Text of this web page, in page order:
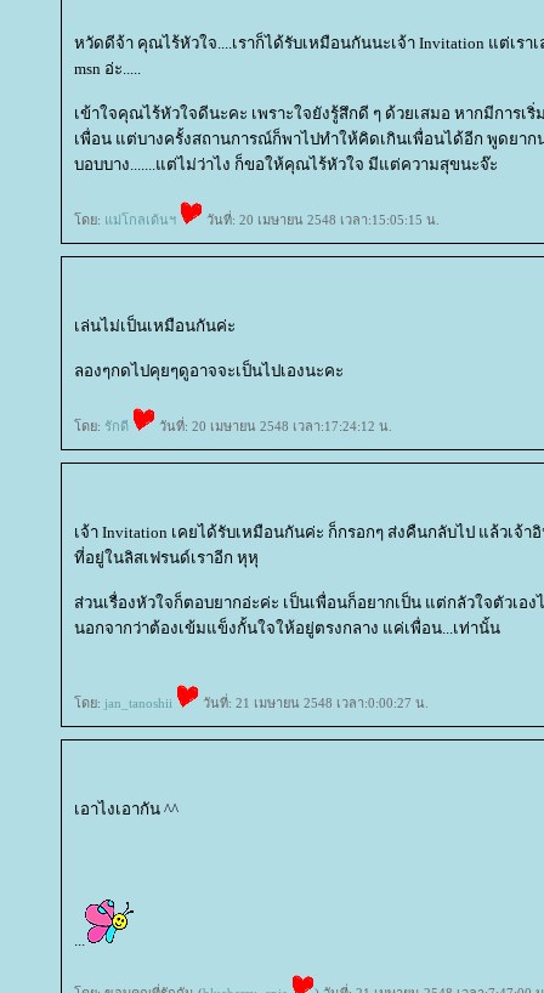
หวัดดีจ้า คุณไร้หัวใจ....เราก็ได้รับเหมือนกันนะเจ้า Invitation แต่เรา
msn อ่ะ.....
เข้าใจคุณไร้หัวใจดีนะคะ เพราะใจยังรู้สึกดี ๆ ด้วยเสมอ หากมีการ
เพื่อน แต่บางครั้งสถานการณ์ก็พาไปทำให้คิดเกินเพื่อนได้อีก พูดยาก
บอบบาง.......แต่ไม่ว่าไง ก็ขอให้คุณไร้หัวใจ มีแต่ความสุขนะจ๊ะ
ดย: ม่โกลเด้นฯ วันที่: 20 เมษายน 2548 เวลา:15:05:15 น.
เล่นไม่เป็นเหมือนกันค่ะ
ลองๆกดไปคุยๆดูอาจจะเป็นไปเองนะคะ
ดย: รักดี วันที่: 20 เมษายน 2548 เวลา:17:24:12 น.
เจ้า Invitation เคยได้รับเหมือนกันค่ะ ก็กรอกๆ ส่งคืนกลับไป แล้วเจ้
ที่อยู่ในลิสเฟรนด์เราอีก หุหุ
ส่วนเรื่องหัวใจก็ตอบยากอ่ะค่ะ เป็นเพื่อนก็อยากเป็น แต่กลัวใจตัวเอ
นอกจากว่าต้องเข้มแข็งกั้นใจให้อยู่ตรงกลาง แค่เพื่อน...เท่านั้น
ดย: jan_tanoshii วันที่: 21 เมษายน 2548 เวลา:0:00:27 น.
เอาไงเอากัน ^^
...